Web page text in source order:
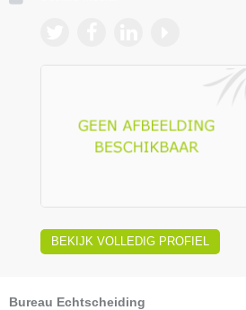
BEKIJK VOLLEDIG PROFIEL
Bureau Echtscheiding